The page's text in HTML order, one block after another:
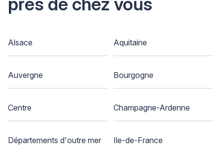
Alsace Aquitaine
Auvergne Bourgogne
Centre Champagne-Ardenne
Départements d'outre mer Ile-de-France